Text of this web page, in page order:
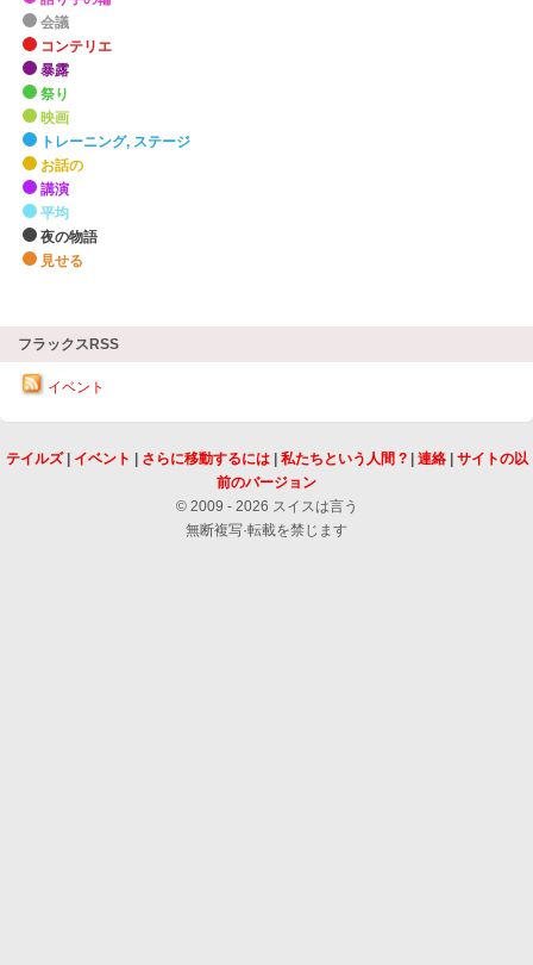
会議
コンテリエ
暴露
祭り
映画
トレーニング, ステージ
お話の
講演
平均
夜の物語
見せる
フラックスRSS
イベント
テイルズ| イベント さらに移動するには| 私たちという人間 ?| 連絡| サイトの以
前のバージョン
© 2009 - 2026 スイスは言う
無断複写·転載を禁じます